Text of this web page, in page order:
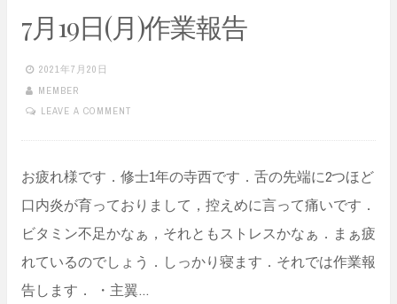
7月19日(月)作業報告
2021年7月20日
MEMBER
LEAVE A COMMENT
お疲れ様です．修士1年の寺西です．舌の先端に2つほど
口内炎が育っておりまして，控えめに言って痛いです．
ビタミン不足かなぁ，それともストレスかなぁ．まぁ疲
れているのでしょう．しっかり寝ます．それでは作業報
告します． ・主翼…